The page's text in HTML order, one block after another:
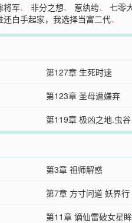
将军、非分之想、惹纨绔、七零
还白手起家，我选择当富二代、
第127章 生死时速
第123章 圣母遭嫌弃
第119章 极凶之地.虫谷
第3章 祖师解惑
第7章 方寸问道 妖界行
第11章 谪仙雷破女星眸